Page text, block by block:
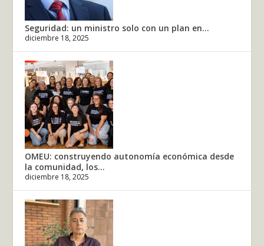
Seguridad: un ministro solo con un plan en...
diciembre 18, 2025
OMEU: construyendo autonomía económica desde
la comunidad, los...
diciembre 18, 2025